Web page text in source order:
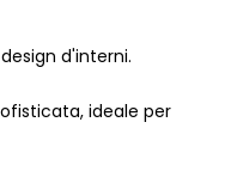
d'interni.
ideale per